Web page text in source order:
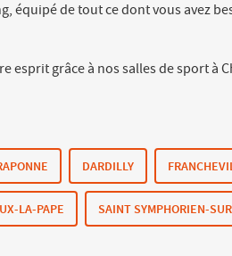
équipé de tout ce dont vous avez
grâce à nos salles de sport à
DARDILLY
LA-PAPE SAINT SYMPHORIEN-